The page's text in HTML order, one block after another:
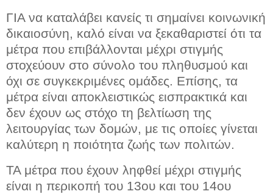
ΓΙΑ να καταλάβει κανείς τι σημαίνει κοινωνική
δικαιοσύνη, καλό είναι να ξεκαθαριστεί ότι τα
μέτρα που επιβάλλονται μέχρι στιγμής
στοχεύουν στο σύνολο του πληθυσμού και
όχι σε συγκεκριμένες ομάδες. Επίσης, τα
μέτρα είναι αποκλειστικώς εισπρακτικά και
δεν έχουν ως στόχο τη βελτίωση της
λειτουργίας των δομών, με τις οποίες γίνεται
καλύτερη η ποιότητα ζωής των πολιτών.
ΤΑ μέτρα που έχουν ληφθεί μέχρι στιγμής
είναι η περικοπή του 13ου και του 14ου